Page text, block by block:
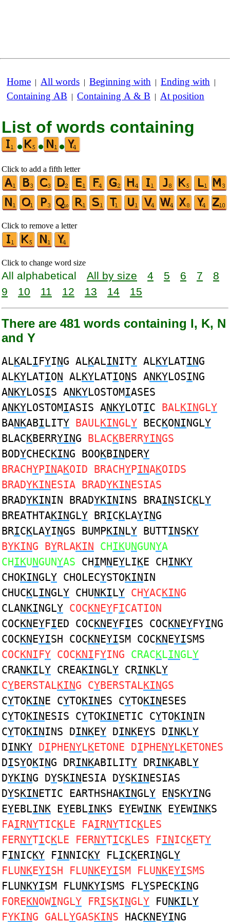
Home | All words | Beginning with | Ending with |
Containing AB | Containing A & B | At position
List of words containing
•
• •
Click to add a fifth letter
Click to remove a letter
Click to change word size
All alphabetical All by size 4 5 6 7
8
9
10 11 12 13 14 15
There are 481 words containing I, K, N
and Y
ALKALIFYING ALKALINITY ALKYLATING
ALKYLATION ALKYLATIONS ANKYLOSING
ANKYLOSIS ANKYLOSTOMIASES
ANKYLOSTOMIASIS ANKYLOTIC BALKINGLY
BANKABILITY BAULKINGLY BECKONINGLY
BLACKBERRYING BLACKBERRYINGS
BODYCHECKING BOOKBINDERY
BRACHYPINAKOID BRACHYPINAKOIDS
BRADYKINESIA BRADYKINESIAS
BRADYKININ BRADYKININS BRAINSICKLY
BREATHTAKINGLY BRICKLAYING
BRICKLAYINGS BUMPKINLY BUTTINSKY
BYKING BYRLAKIN CHIKUNGUNYA
CHIKUNGUNYAS CHIMNEYLIKE CHINKY
CHOKINGLY CHOLECYSTOKININ
CHUCKLINGLY CHUNKILY CHYACKING
CLANKINGLY COCKNEYFICATION
COCKNEYFIED COCKNEYFIES COCKNEYFYING
COCKNEYISH COCKNEYISM COCKNEYISMS
COCKNIFY COCKNIFYING CRACKLINGLY
CRANKILY CREAKINGLY CRINKLY
CYBERSTALKING CYBERSTALKINGS
CYTOKINE CYTOKINES CYTOKINESES
CYTOKINESIS CYTOKINETIC CYTOKININ
CYTOKININS DINKEY DINKEYS DINKLY
DINKY DIPHENYLKETONE DIPHENYLKETONES
DISYOKING DRINKABILITY DRINKABLY
DYKING DYSKINESIA DYSKINESIAS
DYSKINETIC EARTHSHAKINGLY ENSKYING
EYEBLINK EYEBLINKS EYEWINK EYEWINKS
FAIRNYTICKLE FAIRNYTICKLES
FERNYTICKLE FERNYTICKLES FINICKETY
FINICKY FINNICKY FLICKERINGLY
FLUNKEYISH FLUNKEYISM FLUNKEYISMS
FLUNKYISM FLUNKYISMS FLYSPECKING
FOREKNOWINGLY FRISKINGLY FUNKILY
FYKING GALLYGASKINS HACKNEYING